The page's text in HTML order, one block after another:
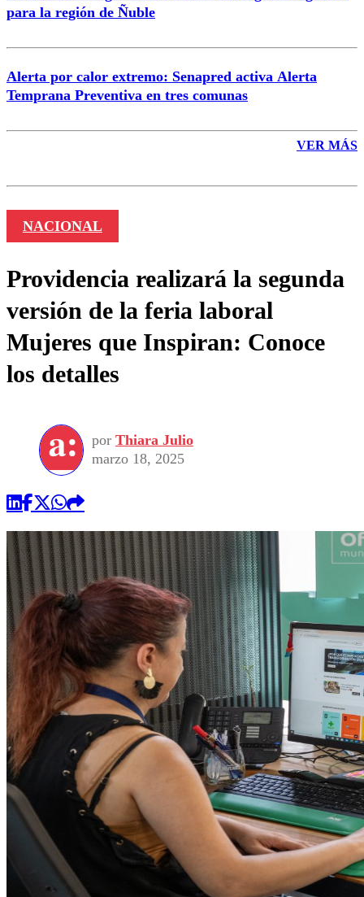
para la región de Ñuble
Alerta por calor extremo: Senapred activa Alerta
Temprana Preventiva en tres comunas
VER MÁS
NACIONAL
Providencia realizará la segunda
versión de la feria laboral
Mujeres que Inspiran: Conoce
los detalles
por Thiara Julio
marzo 18, 2025